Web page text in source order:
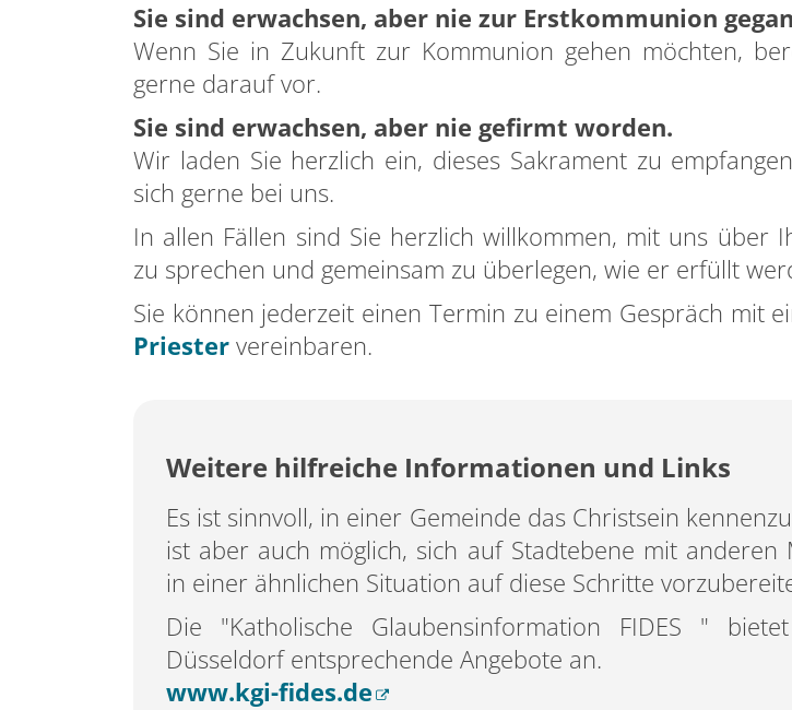
Sie sind erwachsen, aber nie zur Erstkommunion
Wenn Sie in Zukunft zur Kommunion gehen möchten,
gerne darauf vor.
Sie sind erwachsen, aber nie gefirmt worden.
Wir laden Sie herzlich ein, dieses Sakrament zu
sich gerne bei uns.
In allen Fällen sind Sie herzlich willkommen, mit uns über
zu sprechen und gemeinsam zu überlegen, wie er erfüllt
Sie können jederzeit einen Termin zu einem Gespräch mit
Priester vereinbaren.
Weitere hilfreiche Informationen und Links
Es ist sinnvoll, in einer Gemeinde das Christsein
ist aber auch möglich, sich auf Stadtebene mit anderen
in einer ähnlichen Situation auf diese Schritte
Die "Katholische Glaubensinformation FIDES "
Düsseldorf entsprechende Angebote an.
www.kgi-fides.de